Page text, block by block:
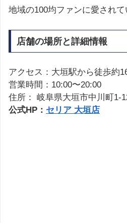
地域の100均ファンに愛されて
店舗の場所と詳細情報
アクセス：大垣駅から徒歩約
営業時間：10:00〜20:00
住所： 岐阜県大垣市中川町1-
公式HP： セリア 大垣店